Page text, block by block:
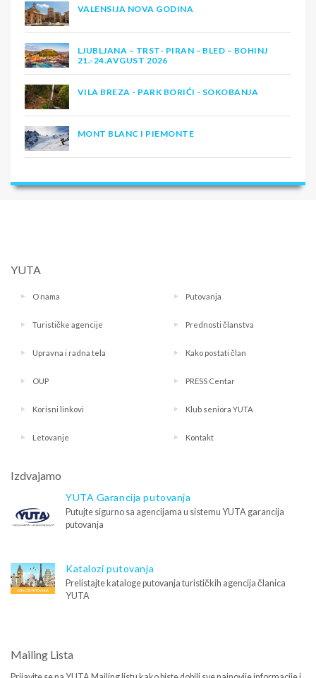
VALENSIJA NOVA GODINA
LJUBLJANA – TRST- PIRAN – BLED – BOHINJ
21.-24.AVGUST 2026
VILA BREZA - PARK BORIĆI - SOKOBANJA
MONT BLANC I PIEMONTE
YUTA
O nama Putovanja
Turističke agencije Prednosti članstva
Upravna i radna tela Kako postati član
OUP PRESS Centar
Korisni linkovi Klub seniora YUTA
Letovanje Kontakt
Izdvajamo
YUTA Garancija putovanja
Putujte sigurno sa agencijama u sistemu YUTA garancija
putovanja
Katalozi putovanja
Prelistajte kataloge putovanja turističkih agencija članica
YUTA
Mailing Lista